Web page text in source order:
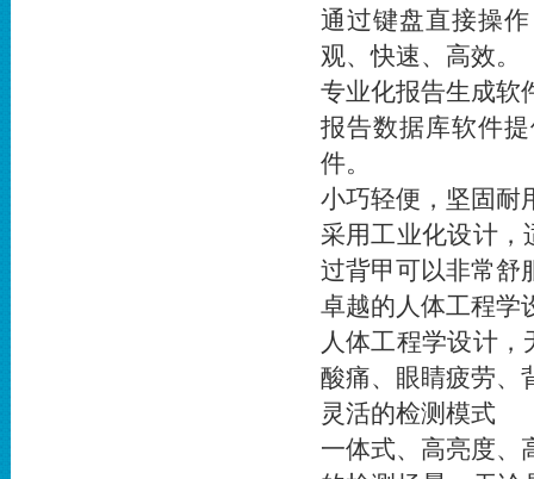
通过键盘直接操
观、快速、高效。
专业化报告生成软
报告数据库软件
件。
小巧轻便，坚固耐
采用工业化设计
过背甲可以非常舒
卓越的人体工程学
人体工程学设计
酸痛、眼睛疲劳、
灵活的检测模式
一体式、高亮度、